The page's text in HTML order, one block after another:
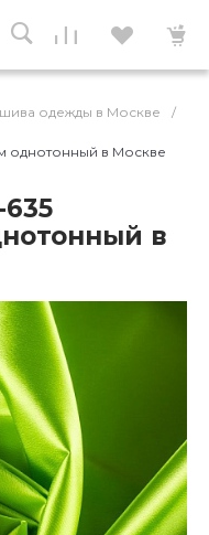
одежды в Москве
/
однотонный в Москве
в